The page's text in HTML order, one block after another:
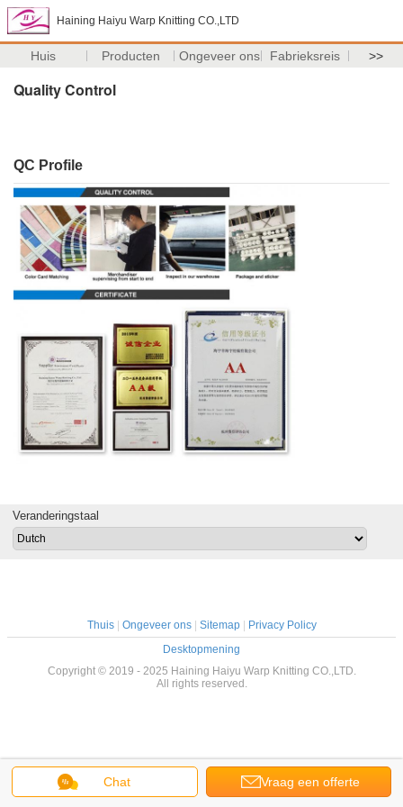
Haining Haiyu Warp Knitting CO.,LTD
Huis Producten Ongeveer ons Fabrieksreis >>
Quality Control
QC Profile
Chat Vraag een offerte
Veranderingstaal
Thuis| Ongeveer ons| Sitemap| Privacy Policy
Desktopmening
Copyright © 2019 - 2025 Haining Haiyu Warp Knitting CO.,LTD.
All rights reserved.